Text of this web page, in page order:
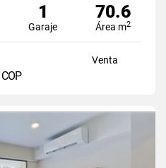
1
Garaje
70.6
Área m2
Venta
COP